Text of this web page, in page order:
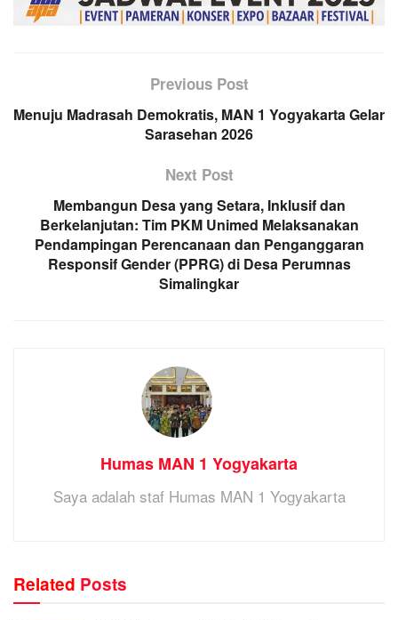
Previous Post
Menuju Madrasah Demokratis, MAN 1 Yogyakarta Gelar
Sarasehan 2026
Next Post
Membangun Desa yang Setara, Inklusif dan
Berkelanjutan: Tim PKM Unimed Melaksanakan
Pendampingan Perencanaan dan Penganggaran
Responsif Gender (PPRG) di Desa Perumnas
Simalingkar
Humas MAN 1 Yogyakarta
Saya adalah staf Humas MAN 1 Yogyakarta
Related Posts